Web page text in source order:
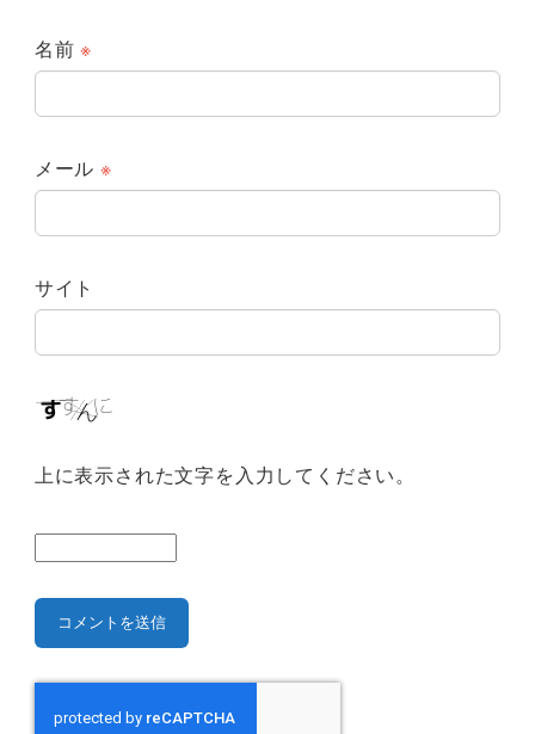
名前※
メール ※
サイト
上に表示された文字を入力してください。